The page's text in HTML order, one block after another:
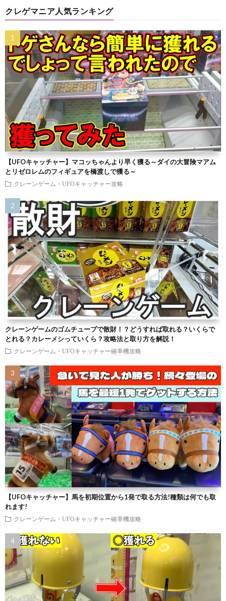
クレゲマニア人気ランキング
【UFOキャッチャー】マコッちゃんより早く獲る～ダイの大冒険マアム
とリゼロレムのフィギュアを橋渡しで獲る～
クレーンゲーム・UFOキャッチャー攻略
クレーンゲームのゴムチューブで散財！？どうすれば取れる？いくらで
とれる？カレーメシっていくら？攻略法と取り方を解説！
クレーンゲーム・UFOキャッチャー確率機攻略
【UFOキャッチャー】馬を初期位置から1発で取る方法!種類は何でも取
れます!
クレーンゲーム・UFOキャッチャー確率機攻略